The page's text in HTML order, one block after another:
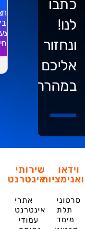
כתבו
לנו!
ונחזור
אליכם
במהרה..
וידאו
ואנימציות
סרטוני
תלת
מימד
שירותי
אינטרנט
אתרי
אינטרנט
עמודי